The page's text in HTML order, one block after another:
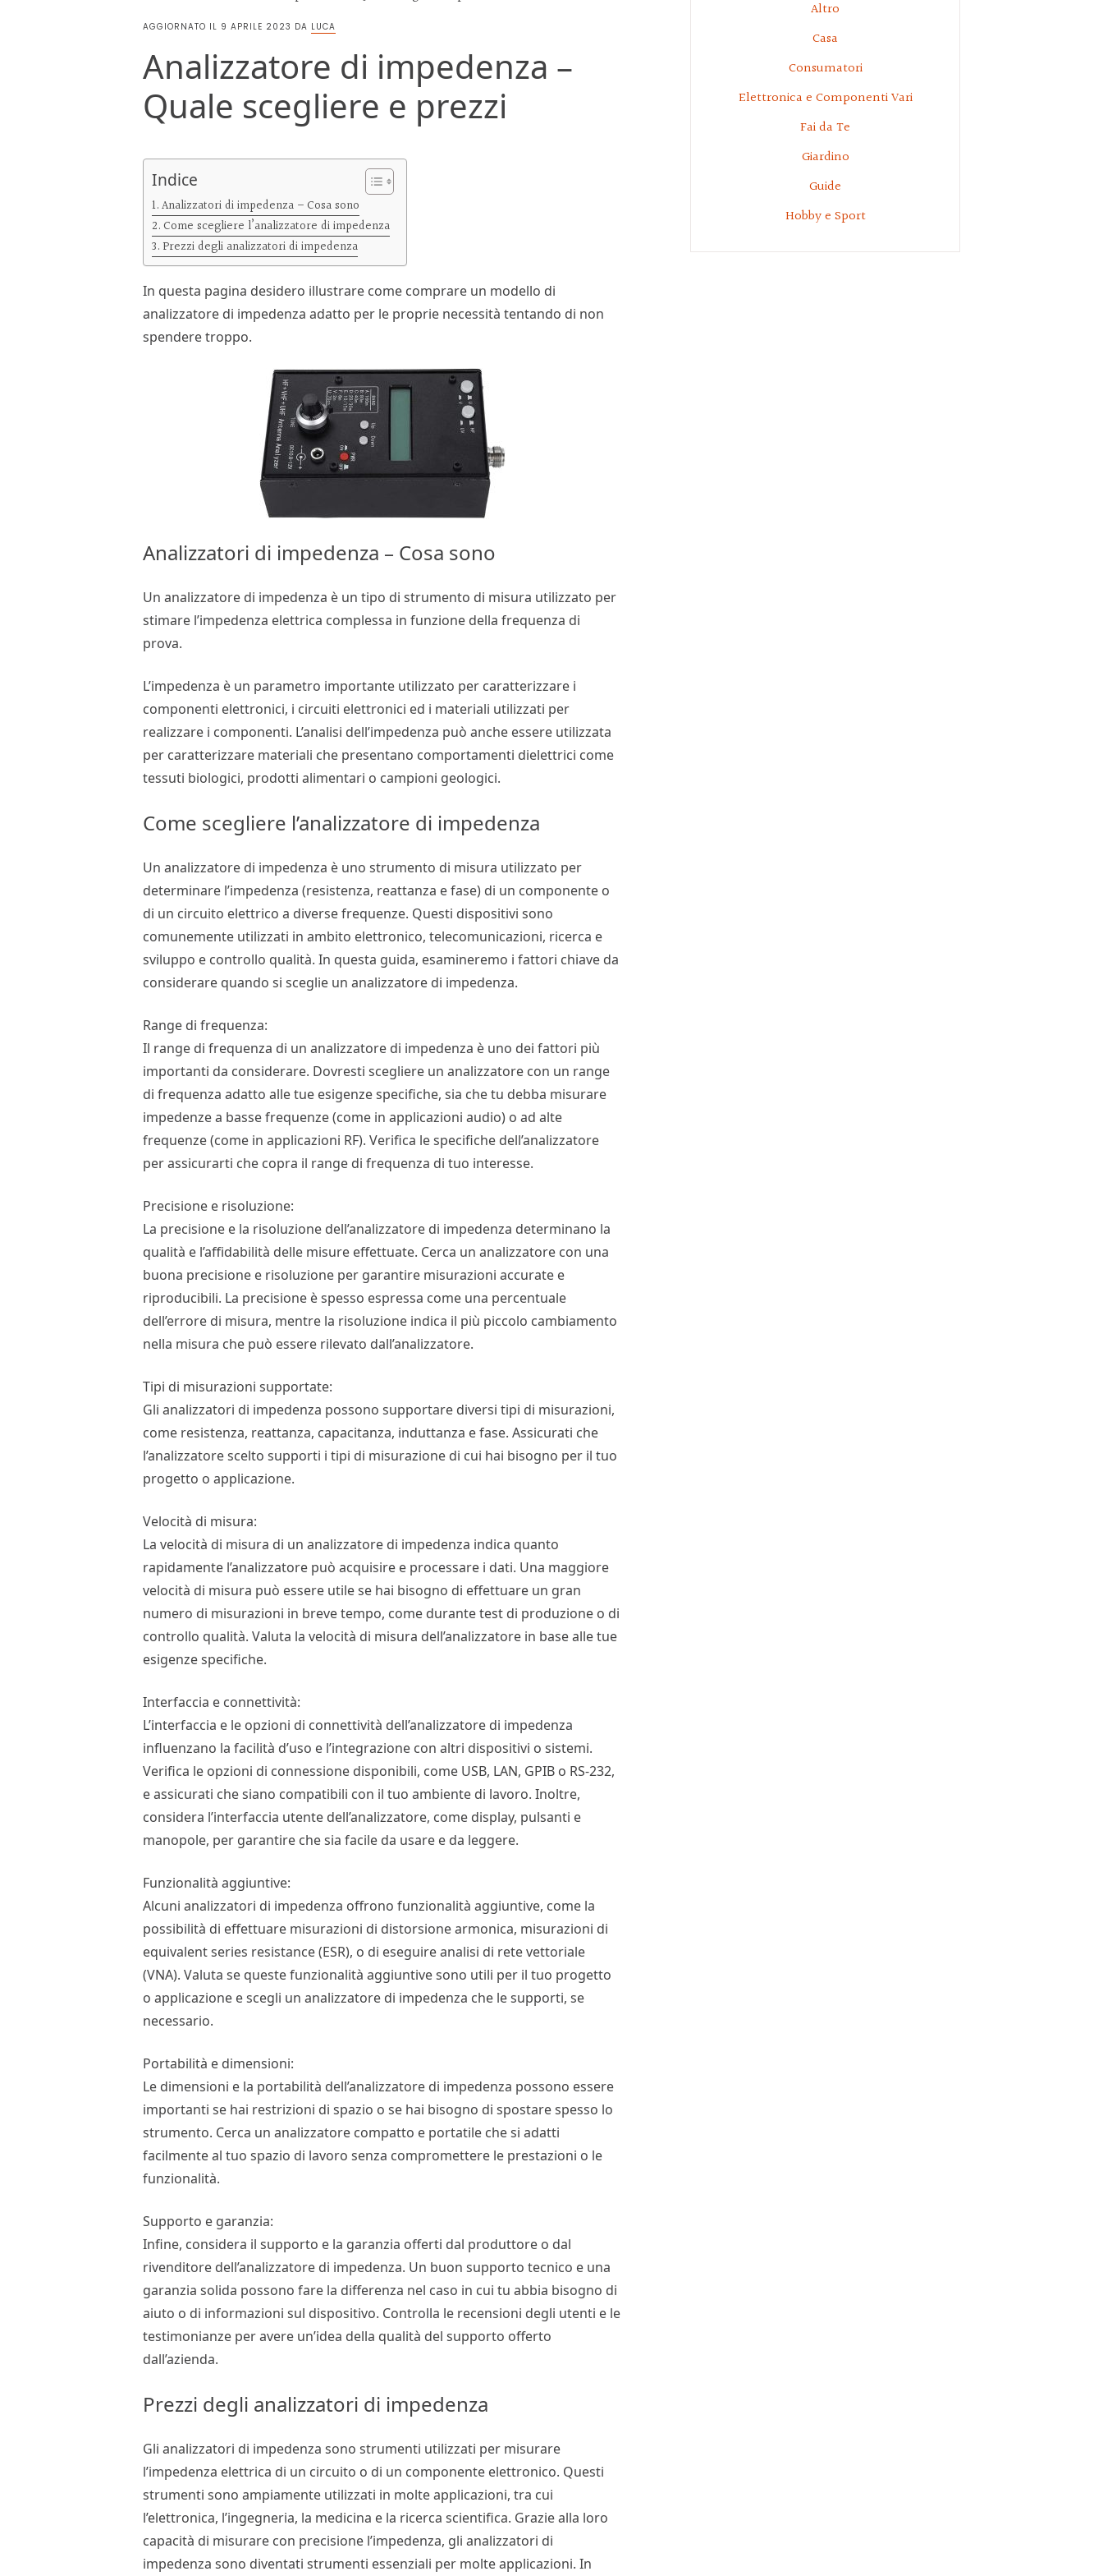
AGGIORNATO IL 9 APRILE 2023 DA LUCA
Analizzatore di impedenza –
Quale scegliere e prezzi
Indice
Analizzatori di impedenza – Cosa sono
Come scegliere l’analizzatore di impedenza
Prezzi degli analizzatori di impedenza
In questa pagina desidero illustrare come comprare un modello di
analizzatore di impedenza adatto per le proprie necessità tentando di non
spendere troppo.
Analizzatori di impedenza – Cosa sono
Un analizzatore di impedenza è un tipo di strumento di misura utilizzato per
stimare l’impedenza elettrica complessa in funzione della frequenza di
prova.
L’impedenza è un parametro importante utilizzato per caratterizzare i
componenti elettronici, i circuiti elettronici ed i materiali utilizzati per
realizzare i componenti. L’analisi dell’impedenza può anche essere utilizzata
per caratterizzare materiali che presentano comportamenti dielettrici come
tessuti biologici, prodotti alimentari o campioni geologici.
Come scegliere l’analizzatore di impedenza
Un analizzatore di impedenza è uno strumento di misura utilizzato per
determinare l’impedenza (resistenza, reattanza e fase) di un componente o
di un circuito elettrico a diverse frequenze. Questi dispositivi sono
comunemente utilizzati in ambito elettronico, telecomunicazioni, ricerca e
sviluppo e controllo qualità. In questa guida, esamineremo i fattori chiave da
considerare quando si sceglie un analizzatore di impedenza.
Range di frequenza:
Il range di frequenza di un analizzatore di impedenza è uno dei fattori più
importanti da considerare. Dovresti scegliere un analizzatore con un range
di frequenza adatto alle tue esigenze specifiche, sia che tu debba misurare
impedenze a basse frequenze (come in applicazioni audio) o ad alte
frequenze (come in applicazioni RF). Verifica le specifiche dell’analizzatore
per assicurarti che copra il range di frequenza di tuo interesse.
Precisione e risoluzione:
La precisione e la risoluzione dell’analizzatore di impedenza determinano la
qualità e l’affidabilità delle misure effettuate. Cerca un analizzatore con una
buona precisione e risoluzione per garantire misurazioni accurate e
riproducibili. La precisione è spesso espressa come una percentuale
dell’errore di misura, mentre la risoluzione indica il più piccolo cambiamento
nella misura che può essere rilevato dall’analizzatore.
Tipi di misurazioni supportate:
Gli analizzatori di impedenza possono supportare diversi tipi di misurazioni,
come resistenza, reattanza, capacitanza, induttanza e fase. Assicurati che
l’analizzatore scelto supporti i tipi di misurazione di cui hai bisogno per il tuo
progetto o applicazione.
Velocità di misura:
La velocità di misura di un analizzatore di impedenza indica quanto
rapidamente l’analizzatore può acquisire e processare i dati. Una maggiore
velocità di misura può essere utile se hai bisogno di effettuare un gran
numero di misurazioni in breve tempo, come durante test di produzione o di
controllo qualità. Valuta la velocità di misura dell’analizzatore in base alle tue
esigenze specifiche.
Interfaccia e connettività:
L’interfaccia e le opzioni di connettività dell’analizzatore di impedenza
influenzano la facilità d’uso e l’integrazione con altri dispositivi o sistemi.
Verifica le opzioni di connessione disponibili, come USB, LAN, GPIB o RS-232,
e assicurati che siano compatibili con il tuo ambiente di lavoro. Inoltre,
considera l’interfaccia utente dell’analizzatore, come display, pulsanti e
manopole, per garantire che sia facile da usare e da leggere.
Funzionalità aggiuntive:
Alcuni analizzatori di impedenza offrono funzionalità aggiuntive, come la
possibilità di effettuare misurazioni di distorsione armonica, misurazioni di
equivalent series resistance (ESR), o di eseguire analisi di rete vettoriale
(VNA). Valuta se queste funzionalità aggiuntive sono utili per il tuo progetto
o applicazione e scegli un analizzatore di impedenza che le supporti, se
necessario.
Portabilità e dimensioni:
Le dimensioni e la portabilità dell’analizzatore di impedenza possono essere
importanti se hai restrizioni di spazio o se hai bisogno di spostare spesso lo
strumento. Cerca un analizzatore compatto e portatile che si adatti
facilmente al tuo spazio di lavoro senza compromettere le prestazioni o le
funzionalità.
Supporto e garanzia:
Infine, considera il supporto e la garanzia offerti dal produttore o dal
rivenditore dell’analizzatore di impedenza. Un buon supporto tecnico e una
garanzia solida possono fare la differenza nel caso in cui tu abbia bisogno di
aiuto o di informazioni sul dispositivo. Controlla le recensioni degli utenti e le
testimonianze per avere un’idea della qualità del supporto offerto
dall’azienda.
Prezzi degli analizzatori di impedenza
Gli analizzatori di impedenza sono strumenti utilizzati per misurare
l’impedenza elettrica di un circuito o di un componente elettronico. Questi
strumenti sono ampiamente utilizzati in molte applicazioni, tra cui
l’elettronica, l’ingegneria, la medicina e la ricerca scientifica. Grazie alla loro
capacità di misurare con precisione l’impedenza, gli analizzatori di
impedenza sono diventati strumenti essenziali per molte applicazioni. In
Altro
Casa
Consumatori
Elettronica e Componenti Vari
Fai da Te
Giardino
Guide
Hobby e Sport